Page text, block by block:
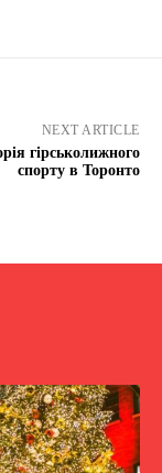
NEXT ARTICLE
гірськолижного
спорту в Торонто